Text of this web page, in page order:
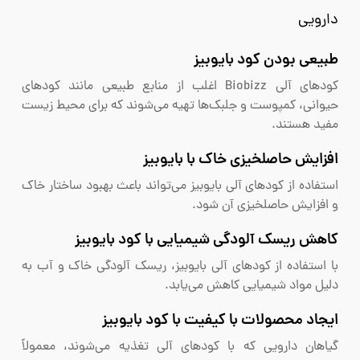
دارویی
طبیعی بودن کود بایوبیز
کودهای آلی Biobizz اغلب از منابع طبیعی مانند کودهای
حیوانی، کمپوست و جلبک‌ها تهیه می‌شوند که برای محیط زیست
مفید هستند.
افزایش حاصلخیزی خاک با بایوبیز
استفاده از کودهای آلی بایوبیز می‌تواند باعث بهبود ساختار خاک
و افزایش حاصلخیزی آن شود.
کاهش ریسک آلودگی شیمیایی با کود بایوبیز
با استفاده از کودهای آلی بایوبیز، ریسک آلودگی خاک و آب به
دلیل مواد شیمیایی کاهش می‌یابد.
ایجاد محصولات با کیفیت با کود بایوبیز
گیاهان دارویی که با کودهای آلی تغذیه می‌شوند، معمولاً